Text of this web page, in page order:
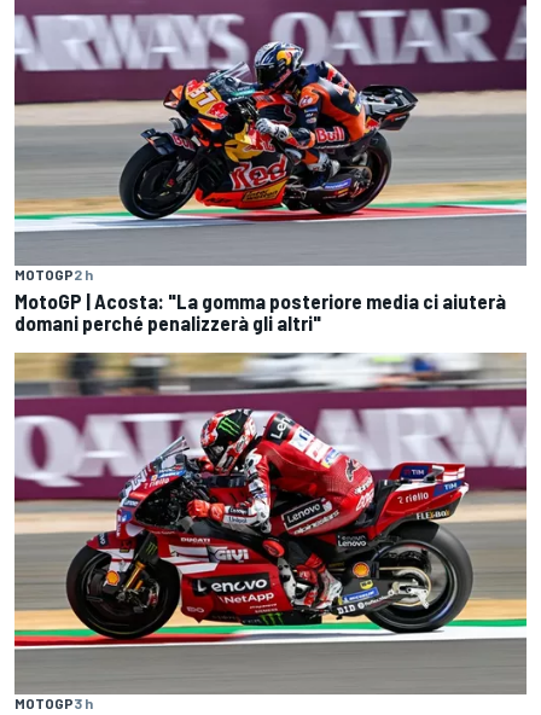
MOTOGP2 h
MotoGP | Acosta: "La gomma posteriore media ci aiuterà
domani perché penalizzerà gli altri"
MOTOGP3 h